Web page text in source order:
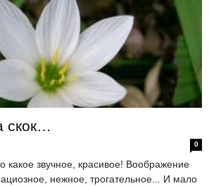
скок…
0
какое звучное, красивое! Воображение
нежное, трогательное... И мало